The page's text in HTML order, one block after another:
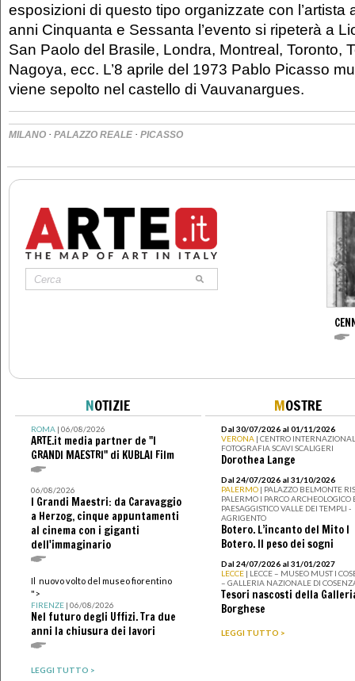
esposizioni di questo tipo organizzate con l’artista
anni Cinquanta e Sessanta l’evento si ripeterà a
San Paolo del Brasile, Londra, Montreal, Toronto,
Nagoya, ecc. L’8 aprile del 1973 Pablo Picasso
viene sepolto nel castello di Vauvanargues.
MILANO · PALAZZO REALE · PICASSO
NOTIZIE
ROMA| 06/08/2026
ARTE.it media partner de "I
GRANDI MAESTRI" di KUBLAI Film
06/08/2026
I Grandi Maestri: da Caravaggio
a Herzog, cinque appuntamenti
al cinema con i giganti
dell'immaginario
Il nuovo volto del museo fiorentino
">
FIRENZE| 06/08/2026
Nel futuro degli Uffizi. Tra due
anni la chiusura dei lavori
LEGGI TUTTO >
MOSTRE
Dal 30/07/2026 al 01/11/2026
VERONA | CENTRO
FOTOGRAFIA SCAVI SCALIGERI
Dorothea Lange
Dal 24/07/2026 al 31/10/2026
PALERMO | PALAZZO BELMONTE
PALERMO I PARCO ARCHEOLOGICO
PAESAGGISTICO VALLE DEI TEMPLI -
AGRIGENTO
Botero. L’incanto del Mito I
Botero. Il peso dei sogni
Dal 24/07/2026 al 31/01/2027
LECCE | LECCE – MUSEO MUST I
– GALLERIA NAZIONALE DI
Tesori nascosti della
Borghese
LEGGI TUTTO >